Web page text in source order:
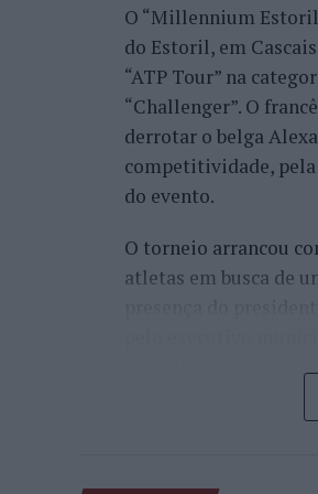
O “Millennium Estoril
do Estoril, em
“ATP Tour” na
“Challenger”. O
derrotar o belga
competitividade,
do evento.
O torneio arrancou
atletas em busca de
concelho no centro
Apesar das